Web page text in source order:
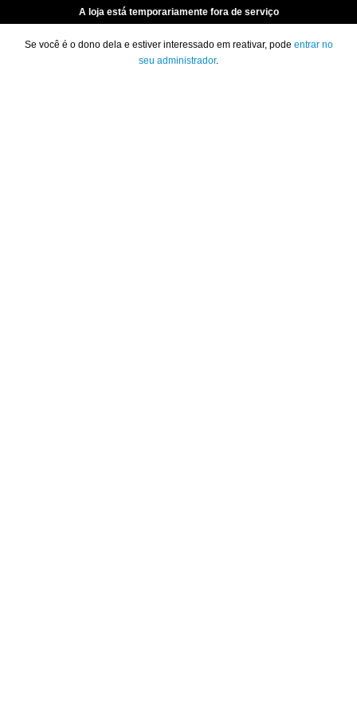
A loja está temporariamente fora de serviço
Se você é o dono dela e estiver interessado em reativar, pode entrar no
seu administrador.